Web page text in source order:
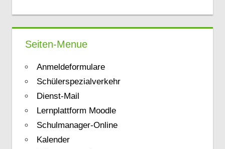
Seiten-Menue
Anmeldeformulare
Schülerspezialverkehr
Dienst-Mail
Lernplattform Moodle
Schulmanager-Online
Kalender